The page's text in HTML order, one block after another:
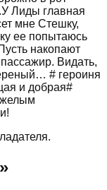
Лиды главная
мне Стешку,
ее попытаюсь
накопают
Видать,
# героиня
и добрая#
»